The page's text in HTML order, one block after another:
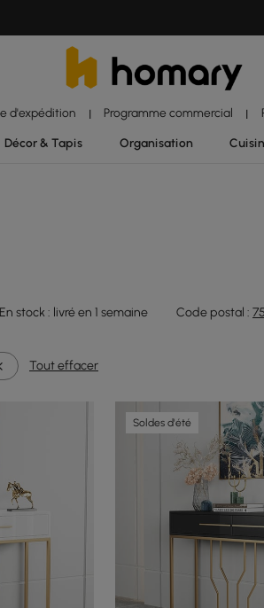
d'expédition | Programme commercial |
Décor & Tapis Organisation
En stock : livré en 1 semaine Code postal :
Tout effacer
Soldes d'été